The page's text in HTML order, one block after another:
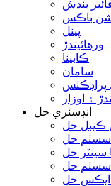
بندش
باڪس
پينل
ورهائيندڙ
ڪابينا
سامان
پراڊڪٽس
۽ اوزار
انڊسٽري حل
سسٽم حل
سينٽر حل
سسٽم حل
ايڪس حل